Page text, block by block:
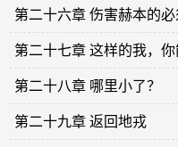
第二十六章 伤害赫本的
第二十七章 这样的我，你
第二十八章 哪里小了？
第二十九章 返回地戎